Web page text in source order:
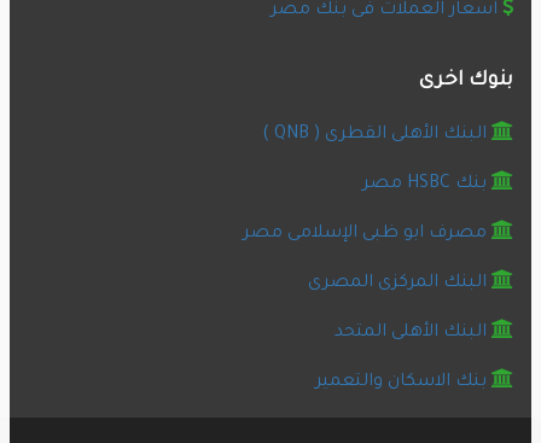
اسعار العملات فى بنك مصر
بنوك اخرى
البنك الأهلى القطرى ( QNB )
بنك HSBC مصر
مصرف ابو ظبى الإسلامى مصر
البنك المركزى المصرى
البنك الأهلى المتحد
بنك الاسكان والتعمير